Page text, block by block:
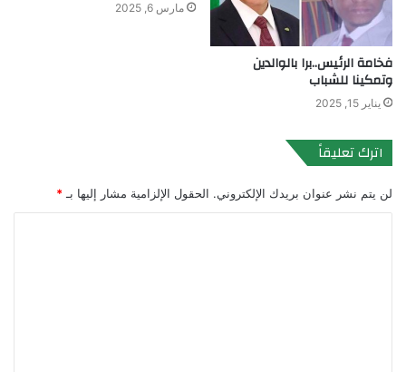
فخامة الرئيس..برا بالوالدين
وتمكينا للشباب
يناير 15, 2025
مارس 6, 2025
اترك تعليقاً
لن يتم نشر عنوان بريدك الإلكتروني. الحقول الإلزامية مشار إليها بـ *